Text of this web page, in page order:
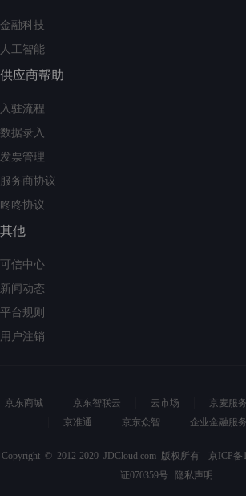
金融科技
人工智能
供应商帮助
入驻流程
数据录入
发票管理
服务商协议
咚咚协议
其他
可信中心
新闻动态
平台规则
用户注销
京东商城 京东智联云 云市场 京麦服
京准通
京东众智 企业金融服务
Copyright © 2012-2020 JDCloud.com 版权所有 京ICP备
证070359号
隐私声明